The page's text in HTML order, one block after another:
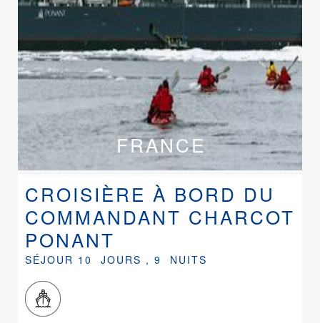
FRANCE
CROISIÈRE À BORD DU
COMMANDANT CHARCOT
PONANT
SÉJOUR 10 JOURS , 9 NUITS